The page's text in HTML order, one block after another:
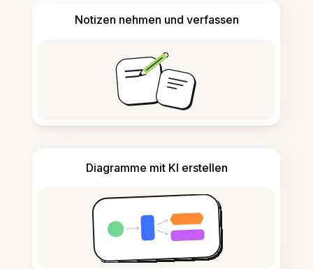
Notizen nehmen und verfassen
Diagramme mit KI erstellen